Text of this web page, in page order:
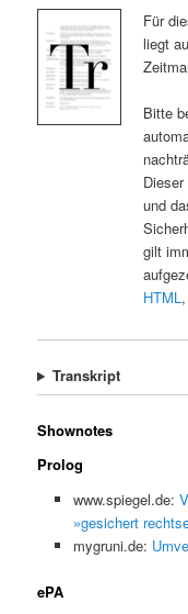
Für
liegt
Bitte
und
gilt
HTML,
Transkript
Shownotes
Prolog
www.spiegel.de:
»gesichert
mygruni.de:
ePA